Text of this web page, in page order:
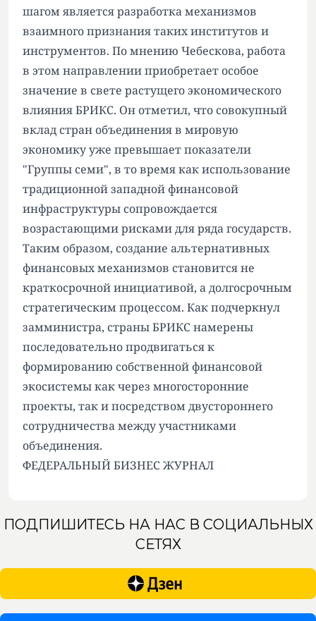
шагом является разработка механизмов
взаимного признания таких институтов и
инструментов. По мнению Чебескова, работа
в этом направлении приобретает особое
значение в свете растущего экономического
влияния БРИКС. Он отметил, что совокупный
вклад стран объединения в мировую
экономику уже превышает показатели
"Группы семи", в то время как использование
традиционной западной финансовой
инфраструктуры сопровождается
возрастающими рисками для ряда государств.
Таким образом, создание альтернативных
финансовых механизмов становится не
краткосрочной инициативой, а долгосрочным
стратегическим процессом. Как подчеркнул
замминистра, страны БРИКС намерены
последовательно продвигаться к
формированию собственной финансовой
экосистемы как через многосторонние
проекты, так и посредством двустороннего
сотрудничества между участниками
объединения.
ФЕДЕРАЛЬНЫЙ БИЗНЕС ЖУРНАЛ
ПОДПИШИТЕСЬ НА НАС В СОЦИАЛЬНЫХ
СЕТЯХ